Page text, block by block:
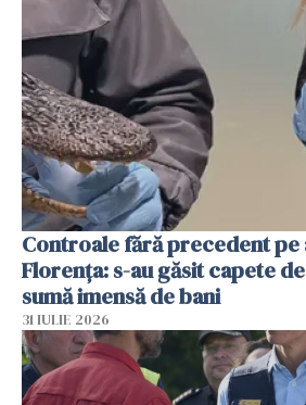
Controale fără precedent
Florența: s-au găsit capete
sumă imensă de bani
31 IULIE 2026